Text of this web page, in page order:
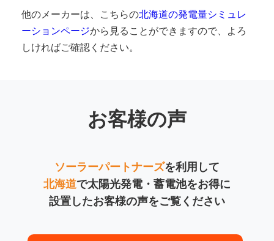
他のメーカーは、こちらの北海道の発電量シミュレ
ーションページから見ることができますので、よろ
しければご確認ください。
お客様の声
ソーラーパートナーズを利用して
北海道で太陽光発電・蓄電池をお得に
設置したお客様の声をご覧ください